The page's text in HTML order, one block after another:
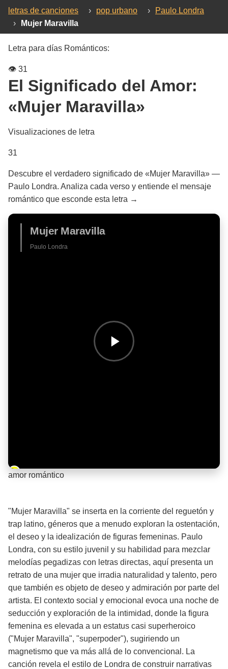
letras de canciones › pop urbano ›
Paulo Londra
›
Mujer Maravilla
Letra para días Románticos:
👁️ 31
El Significado del Amor:
«Mujer Maravilla»
Visualizaciones de letra
31
Descubre el verdadero significado de «Mujer Maravilla» —
Paulo Londra. Analiza cada verso y entiende el mensaje
romántico que esconde esta letra →
Mujer Maravilla
Paulo Londra
Barra de progreso de la reproducción
amor romántico
"Mujer Maravilla" se inserta en la corriente del reguetón y
trap latino, géneros que a menudo exploran la ostentación,
el deseo y la idealización de figuras femeninas. Paulo
Londra, con su estilo juvenil y su habilidad para mezclar
melodías pegadizas con letras directas, aquí presenta un
retrato de una mujer que irradia naturalidad y talento, pero
que también es objeto de deseo y admiración por parte del
artista. El contexto social y emocional evoca una noche de
seducción y exploración de la intimidad, donde la figura
femenina es elevada a un estatus casi superheroico
("Mujer Maravilla", "superpoder"), sugiriendo un
magnetismo que va más allá de lo convencional. La
canción revela el estilo de Londra de construir narrativas